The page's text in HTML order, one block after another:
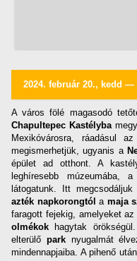
2024. február 20., kedd
A város fölé magasodó
Chapultepec Kastélyba
Mexikóvárosra, ráadásul
megismerhetjük, ugyanis a
épület ad otthont. A
leghíresebb múzeumába, a
látogatunk. Itt megcsodáljuk
azték napkorongtól a maja
faragott fejekig, amelyeket
olmékok hagytak
elterülő parknyugalmát
mindennapjaiba. A pihenő